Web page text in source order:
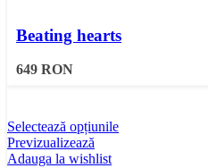
Beating hearts
649 RON
Selectează opțiunile
Previzualizează
Adauga la wishlist